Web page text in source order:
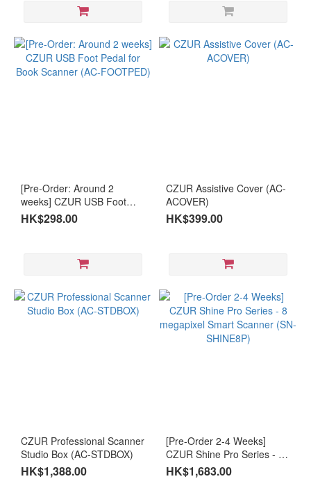
[Pre-Order: Around 2
weeks] CZUR USB Foot
Pedal for Book Scanner
(AC-FOOTPED)
HK$298.00
CZUR Assistive Cover (AC-
ACOVER)
HK$399.00
CZUR Professional Scanner
Studio Box (AC-STDBOX)
HK$1,388.00
[Pre-Order 2-4 Weeks]
CZUR Shine Pro Series - 8
megapixel Smart Scanner
(SN-SHINE8P)
HK$1,683.00